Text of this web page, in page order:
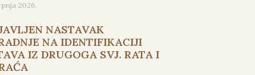
2026.
NASTAVAK
NA IDENTIFIKACIJI
IZ DRUGOGA SVJ. RATA I